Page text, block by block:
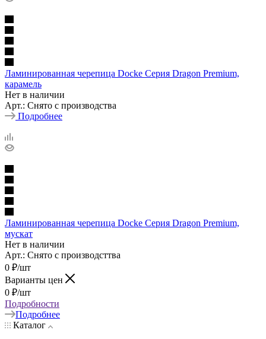
Ламинированная черепица Docke Серия Dragon Premium,
карамель
Нет в наличии
Арт.: Снято с производства
Подробнее
Ламинированная черепица Docke Серия Dragon Premium,
мускат
Нет в наличии
Арт.: Снято с производсттва
0 ₽/шт
Варианты цен
0 ₽/шт
Подробности
Подробнее
Каталог